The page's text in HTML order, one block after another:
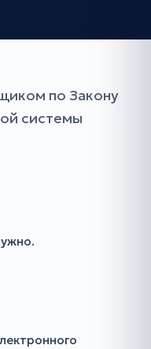
по Закону
системы